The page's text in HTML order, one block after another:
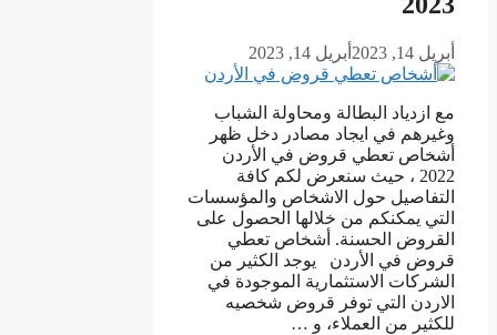
أبريل 14, 2023 أبريل 14, 2023
مع ازدياد البطالة ومحاولة الشباب
وغيرهم في ايجاد مصادر دخل ظهر
أشخاص تعطي قروض في الأردن
2022 ، حيث سنعرض لكم كافة
التفاصيل حول الاشخاص والمؤسسات
التي يمكنكم من خلالها الحصول على
القروض الحسنة. أشخاص تعطي
قروض في الأردن يوجد الكثير من
الشركات الاستثمارية الموجودة في
الاردن التي توفر قروض شخصيه
للكثير من العملاء، و …